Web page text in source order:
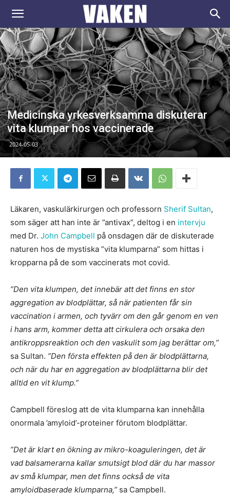
VAKEN.se
Medicinska yrkesverksamma diskuterar
vita klumpar hos vaccinerade
2024-05-03
Läkaren, vaskulärkirurgen och professorn Sherif Sultan,
som säger att han inte är ”antivax”, deltog i en intervju
med Dr. John Campbell på onsdagen där de diskuterade
naturen hos de mystiska ”vita klumparna” som hittas i
kropparna på de som vaccinerats mot covid.
”Den vita klumpen, det innebär att det finns en stor
aggregation av blodplättar, så när patienten får sin
vaccination i armen, och tyvärr om den går genom en ven
i hans arm, kommer detta att cirkulera och orsaka den
antikroppsreaktion och den vaskulit som jag berättar om,”
sa Sultan. ”Den första effekten på den är blodplättarna,
och när du har en aggregation av blodplättarna blir det
alltid en vit klump.”
Campbell föreslog att de vita klumparna kan innehålla
onormala ’amyloid’-proteiner förutom blodplättar.
”Det är klart en ökning av mikro-koaguleringen, det är
vad balsamerarna kallar smutsigt blod där du har massor
av små klumpar, men det finns också de vita
amyloidbaserade klumparna,” sa Campbell.